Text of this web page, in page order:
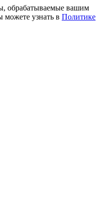
обрабатываемые вашим
можете узнать в Политике